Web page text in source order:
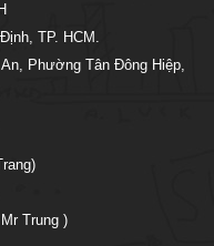
TP. HCM.
Phường Tân Đông Hiệp,
Trung )